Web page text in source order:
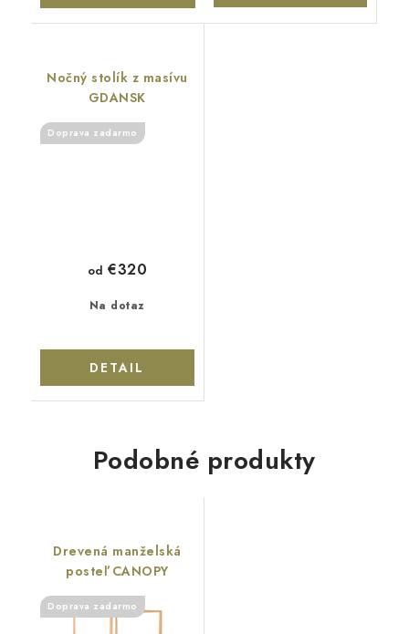
Nočný stolík z masívu
GDANSK
Doprava zadarmo
Na dotaz
od €320
DETAIL
Podobné produkty
Drevená manželská
posteľ CANOPY
Doprava zadarmo